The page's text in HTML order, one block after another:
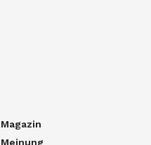
Magazin
Meinung